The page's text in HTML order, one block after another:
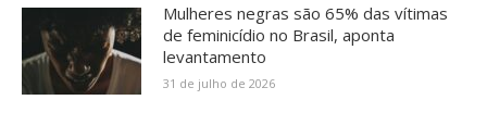
Mulheres negras são 65% das vítimas
de feminicídio no Brasil, aponta
levantamento
31 de julho de 2026